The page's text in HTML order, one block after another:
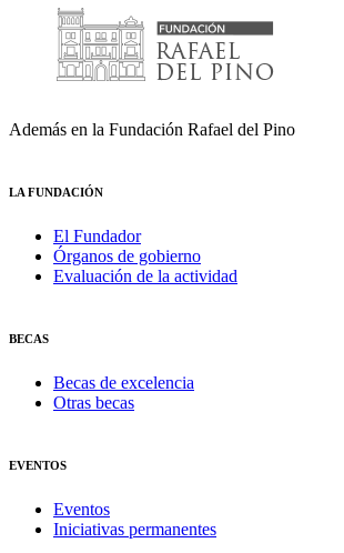
Además en la Fundación Rafael del Pino
LA FUNDACIÓN
El Fundador
Órganos de gobierno
Evaluación de la actividad
BECAS
Becas de excelencia
Otras becas
EVENTOS
Eventos
Iniciativas permanentes